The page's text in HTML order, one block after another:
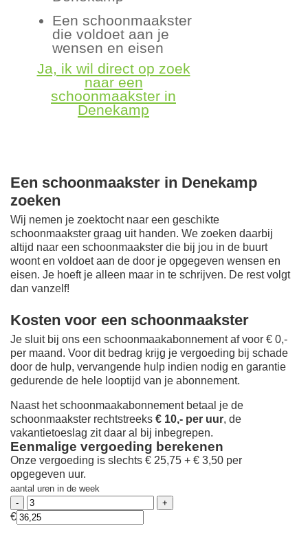
Een schoonmaakster
die voldoet aan je
wensen en eisen
Ja, ik wil direct op zoek
naar een
schoonmaakster in
Denekamp
Een schoonmaakster in Denekamp
zoeken
Wij nemen je zoektocht naar een geschikte
schoonmaakster graag uit handen. We zoeken daarbij
altijd naar een schoonmaakster die bij jou in de buurt
woont en voldoet aan de door je opgegeven wensen en
eisen. Je hoeft je alleen maar in te schrijven. De rest volgt
dan vanzelf!
Kosten voor een schoonmaakster
Je sluit bij ons een schoonmaakabonnement af voor € 0,-
per maand. Voor dit bedrag krijg je vergoeding bij schade
door de hulp, vervangende hulp indien nodig en garantie
gedurende de hele looptijd van je abonnement.
Naast het schoonmaakabonnement betaal je de
schoonmaakster rechtstreeks € 10,- per uur, de
vakantietoeslag zit daar al bij inbegrepen.
Eenmalige vergoeding berekenen
Onze vergoeding is slechts € 25,75 + € 3,50 per
opgegeven uur.
aantal uren in de week
€